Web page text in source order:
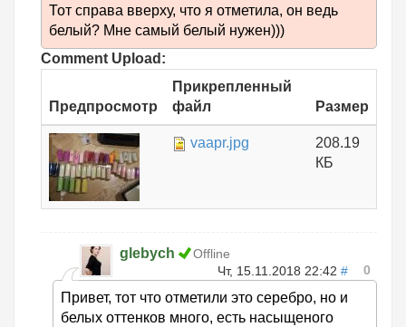
Тот справа вверху, что я отметила, он ведь
белый? Мне самый белый нужен)))
Comment Upload:
Предпросмотр
Прикрепленный
файл
Размер
vaapr.jpg
208.19
КБ
glebych
Offline
Чт, 15.11.2018 22:42 # 0
Привет, тот что отметили это серебро, но и
белых оттенков много, есть насыщеного